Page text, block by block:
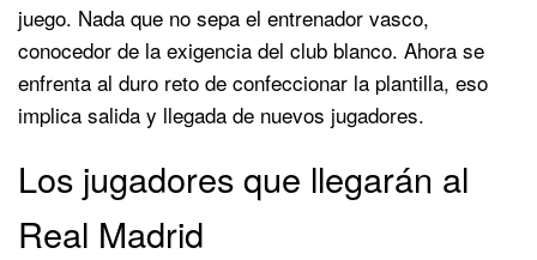
juego. Nada que no sepa el entrenador vasco,
conocedor de la exigencia del club blanco. Ahora se
enfrenta al duro reto de confeccionar la plantilla, eso
implica salida y llegada de nuevos jugadores.
Los jugadores que llegarán al
Real Madrid